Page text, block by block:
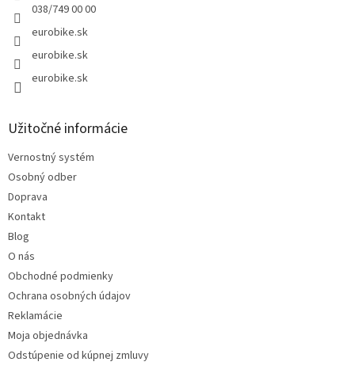
038/749 00 00
eurobike.sk
eurobike.sk
eurobike.sk
Užitočné informácie
Vernostný systém
Osobný odber
Doprava
Kontakt
Blog
O nás
Obchodné podmienky
Ochrana osobných údajov
Reklamácie
Moja objednávka
Odstúpenie od kúpnej zmluvy